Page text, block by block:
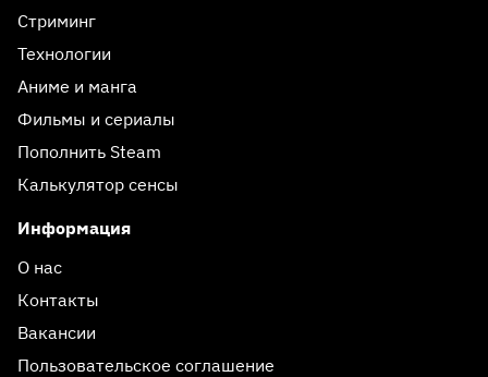
Стриминг
Технологии
Аниме и манга
Фильмы и сериалы
Пополнить Steam
Калькулятор сенсы
Информация
О нас
Контакты
Вакансии
Пользовательское соглашение